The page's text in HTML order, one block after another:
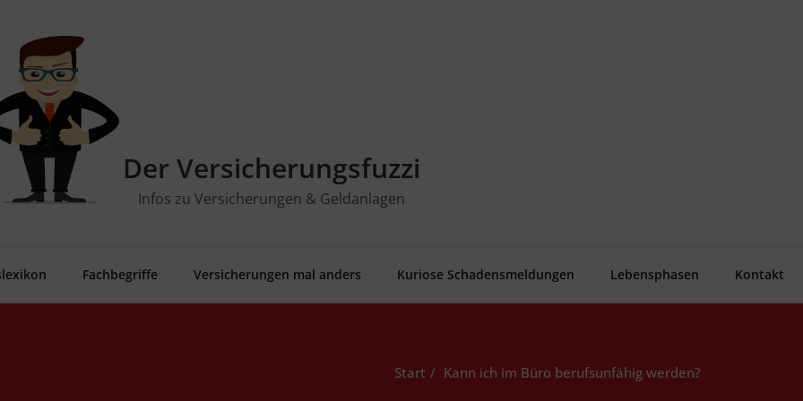
Der Versicherungsfuzzi
Infos zu Versicherungen & Geldanlagen
Fach­be­grif­fe Ver­si­che­run­gen mal anders Kurio­se Schadensmeldungen Lebens­pha­sen Kon­takt
Start Kann ich im Büro berufs­un­fä­hig werden?